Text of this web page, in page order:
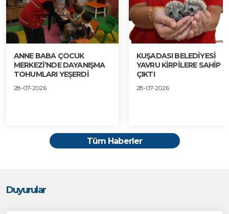
ANNE BABA ÇOCUK
MERKEZİ’NDE DAYANIŞMA
TOHUMLARI YEŞERDİ
28-07-2026
KUŞADASI BELEDİYESİ
YAVRU KİRPİLERE SAHİP
ÇIKTI
28-07-2026
Tüm Haberler
Duyurular